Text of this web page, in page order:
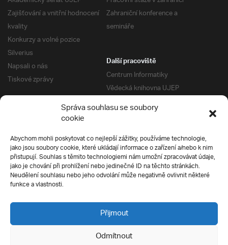
Správa souhlasu se soubory
cookie
Abychom mohli poskytovat co nejlepší zážitky, používáme technologie,
jako jsou soubory cookie, které ukládají informace o zařízení a/nebo k nim
přistupují. Souhlas s těmito technologiemi nám umožní zpracovávat údaje,
jako je chování při prohlížení nebo jedinečné ID na těchto stránkách.
Neudělení souhlasu nebo jeho odvolání může negativně ovlivnit některé
funkce a vlastnosti.
Přijmout
Odmítnout
Zajišťování a vnitřní hodnocení
kvality
Konkurzy a volné pozice
Silverius
Napsali o nás
Tiskové zprávy
Zahraniční konference a
semináře
Další pracoviště
Centrum Informatiky
Vědecká knihovna UJEP
Správa kolejí a menz
Univerzitní centrum podpory
Silverius
Pro uchazeče
Přijímací řízení
E-prihlaska
Přípravné kurzy
Ochrana soukromí